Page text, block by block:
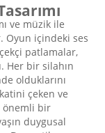
ve müzik ile
Oyun içindeki ses
patlamalar,
Her bir silahın
olduklarını
çeken ve
önemli bir
duygusal